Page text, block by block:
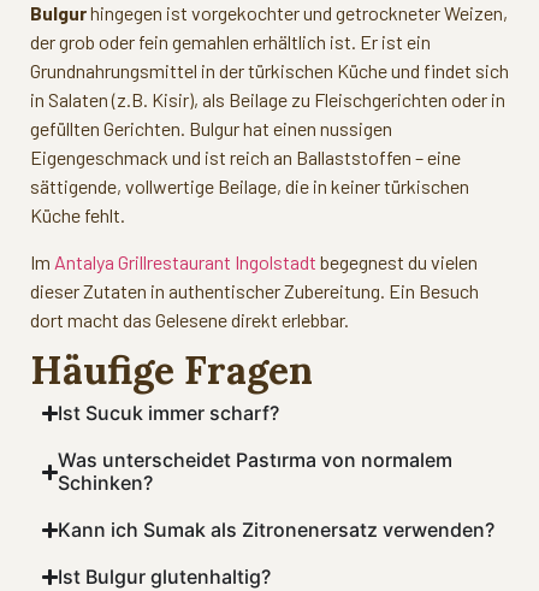
Bulgurhingegen ist vorgekochter und getrockneter Weizen,
der grob oder fein gemahlen erhältlich ist. Er ist ein
Grundnahrungsmittel in der türkischen Küche und findet sich
in Salaten (z.B. Kisir), als Beilage zu Fleischgerichten oder in
gefüllten Gerichten. Bulgur hat einen nussigen
Eigengeschmack und ist reich an Ballaststoffen – eine
sättigende, vollwertige Beilage, die in keiner türkischen
Küche fehlt.
Im Antalya Grillrestaurant Ingolstadt begegnest du vielen
dieser Zutaten in authentischer Zubereitung. Ein Besuch
dort macht das Gelesene direkt erlebbar.
Häufige Fragen
Ist Sucuk immer scharf?
Was unterscheidet Pastırma von normalem
Schinken?
Kann ich Sumak als Zitronenersatz verwenden?
Ist Bulgur glutenhaltig?